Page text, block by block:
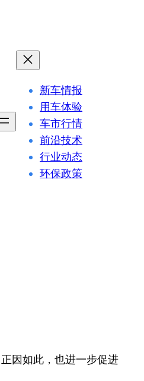
新车情报
用车体验
车市行情
前沿技术
行业动态
环保政策
因如此，也进一步促进